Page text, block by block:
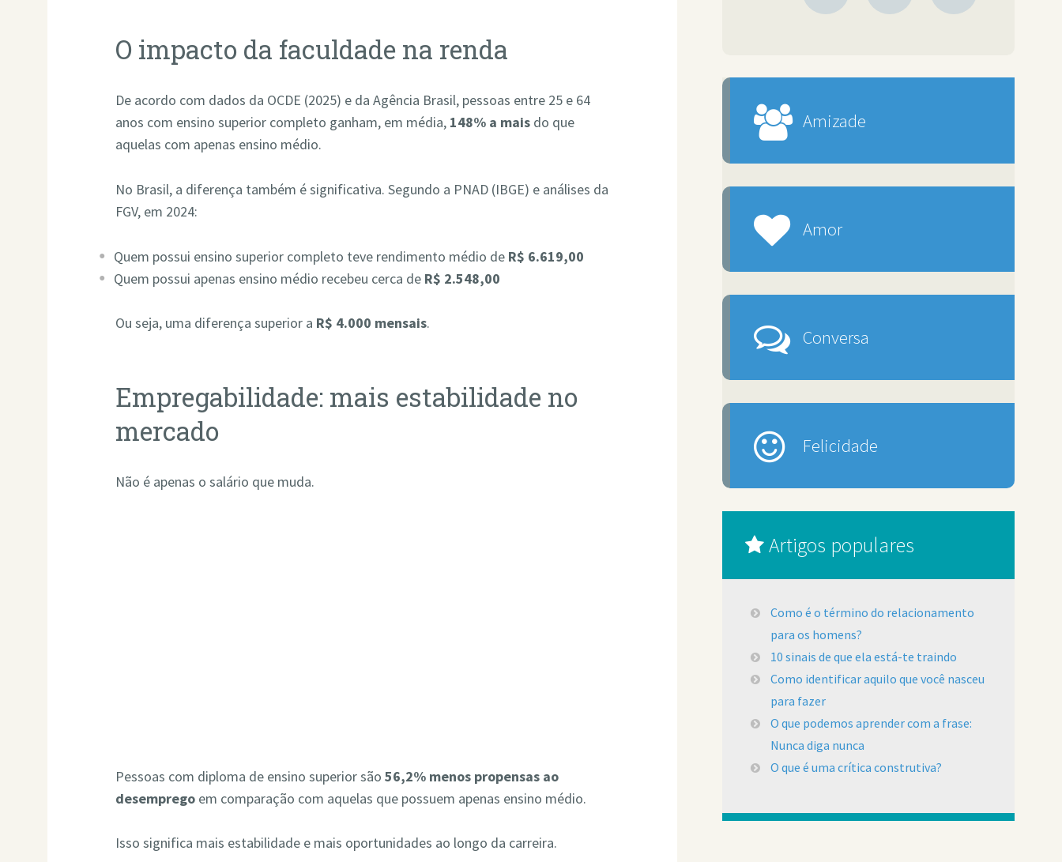
O impacto da faculdade na renda
De acordo com dados da OCDE (2025) e da Agência Brasil, pessoas entre 25 e 64
anos com ensino superior completo ganham, em média, 148% a mais do que
aquelas com apenas ensino médio.
No Brasil, a diferença também é significativa. Segundo a PNAD (IBGE) e análises da
FGV, em 2024:
Quem possui ensino superior completo teve rendimento médio de R$ 6.619,00
Quem possui apenas ensino médio recebeu cerca de R$ 2.548,00
Ou seja, uma diferença superior a R$ 4.000 mensais.
Empregabilidade: mais estabilidade no
mercado
Não é apenas o salário que muda.
Pessoas com diploma de ensino superior são56,2% menos propensas ao
desemprego em comparação com aquelas que possuem apenas ensino médio.
Isso significa mais estabilidade e mais oportunidades ao longo da carreira.
Amizade
Amor
Conversa
Felicidade
Artigos populares
Como é o término do relacionamento
para os homens?
10 sinais de que ela está-te traindo
Como identificar aquilo que você nasceu
para fazer
O que podemos aprender com a frase:
Nunca diga nunca
O que é uma crítica construtiva?